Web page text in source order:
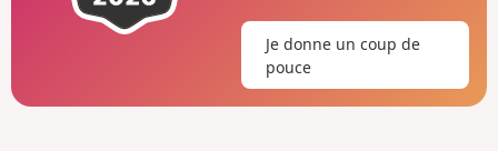
Je donne un coup de
pouce